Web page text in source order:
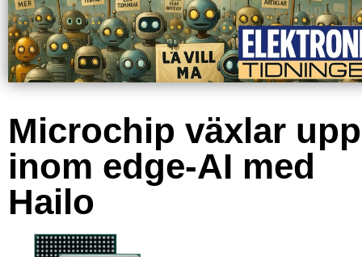
Microchip växlar upp
inom edge-AI med
Hailo